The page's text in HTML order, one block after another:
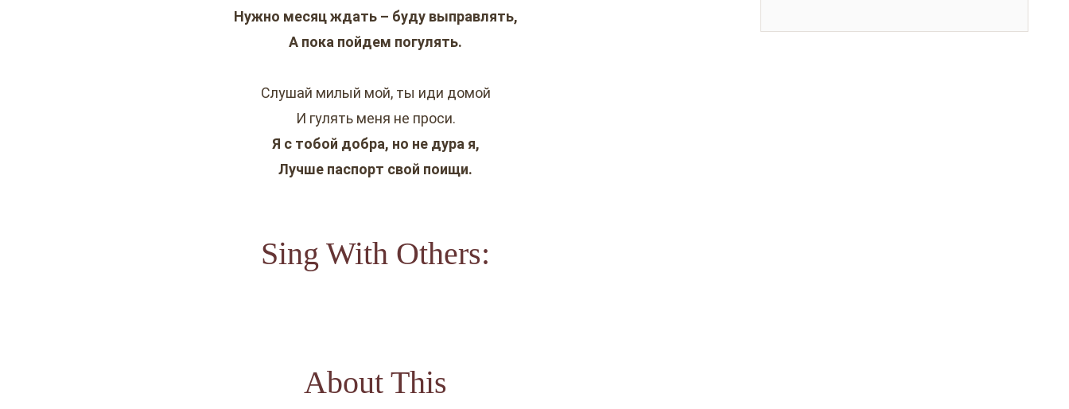
Нужно месяц ждать – буду выправлять,
А пока пойдем погулять.
Слушай милый мой, ты иди домой
И гулять меня не проси.
Я с тобой добра, но не дура я,
Лучше паспорт свой поищи.
Sing With Others:
About This